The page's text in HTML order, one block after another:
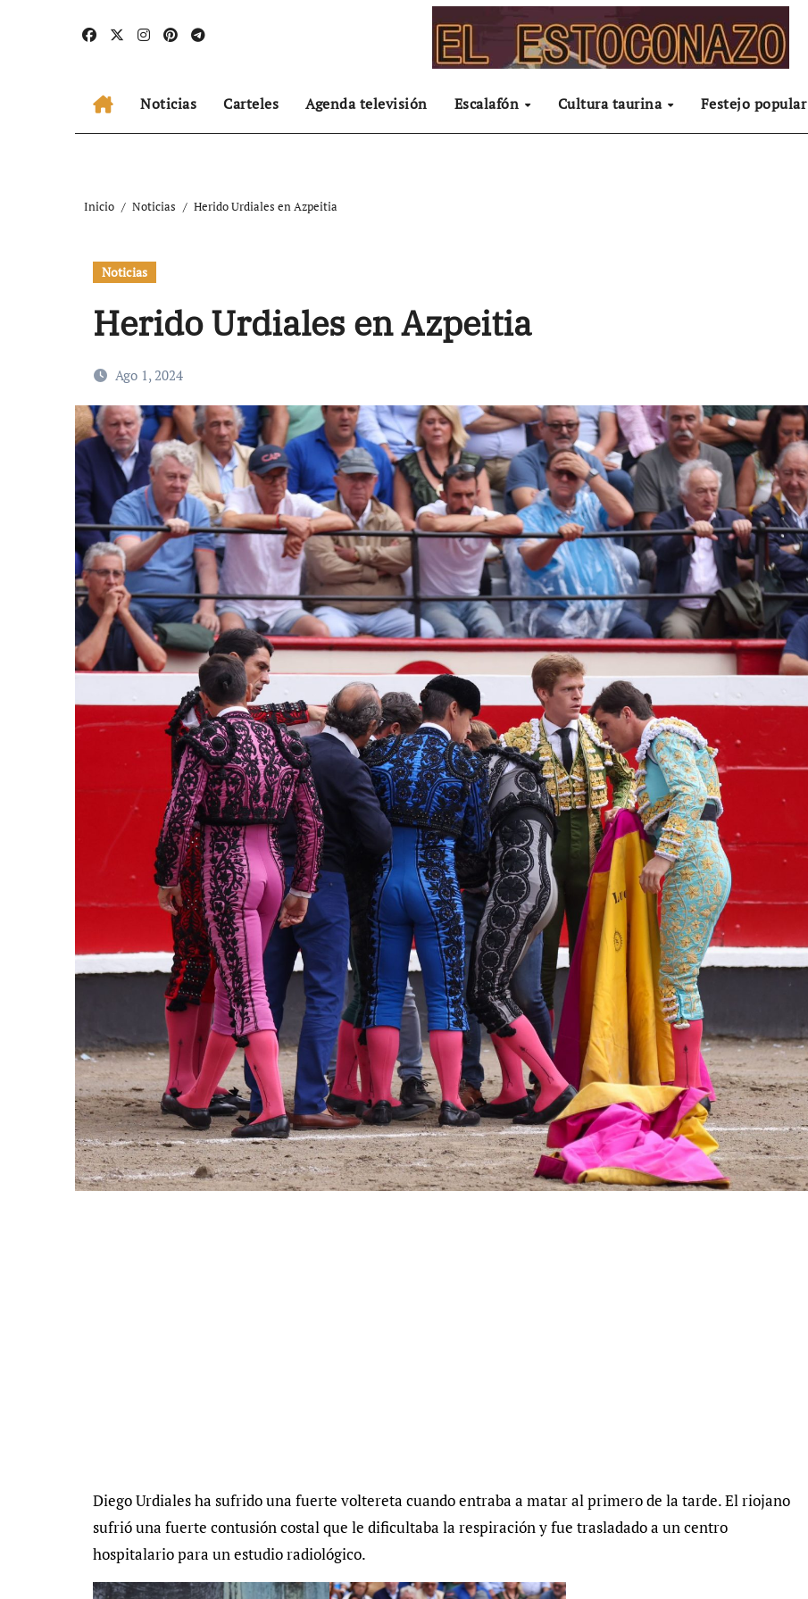
Noticias Carteles Agenda televisión Escalafón Cultura taurina Festejo popular
Inicio Noticias Herido Urdiales en Azpeitia
Noticias
Herido Urdiales en Azpeitia
Ago 1, 2024
Diego Urdiales ha sufrido una fuerte voltereta cuando entraba a matar al primero de la tarde. El riojano
sufrió una fuerte contusión costal que le dificultaba la respiración y fue trasladado a un centro
hospitalario para un estudio radiológico.